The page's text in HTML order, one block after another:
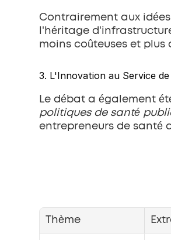
Contrairement aux
l'héritage
moins coûteuses et
3. L'Innovation au Service
Le débat a également
politiques de santé
entrepreneurs de santé
Thème